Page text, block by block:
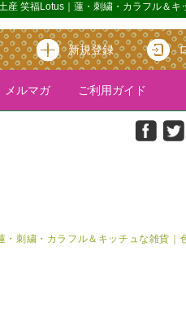
笑福Lotus｜蓮・刺繍・カラフル＆
新規登録
メルマガ ご利用ガイド
刺繍・カラフル＆キッチュな雑貨｜